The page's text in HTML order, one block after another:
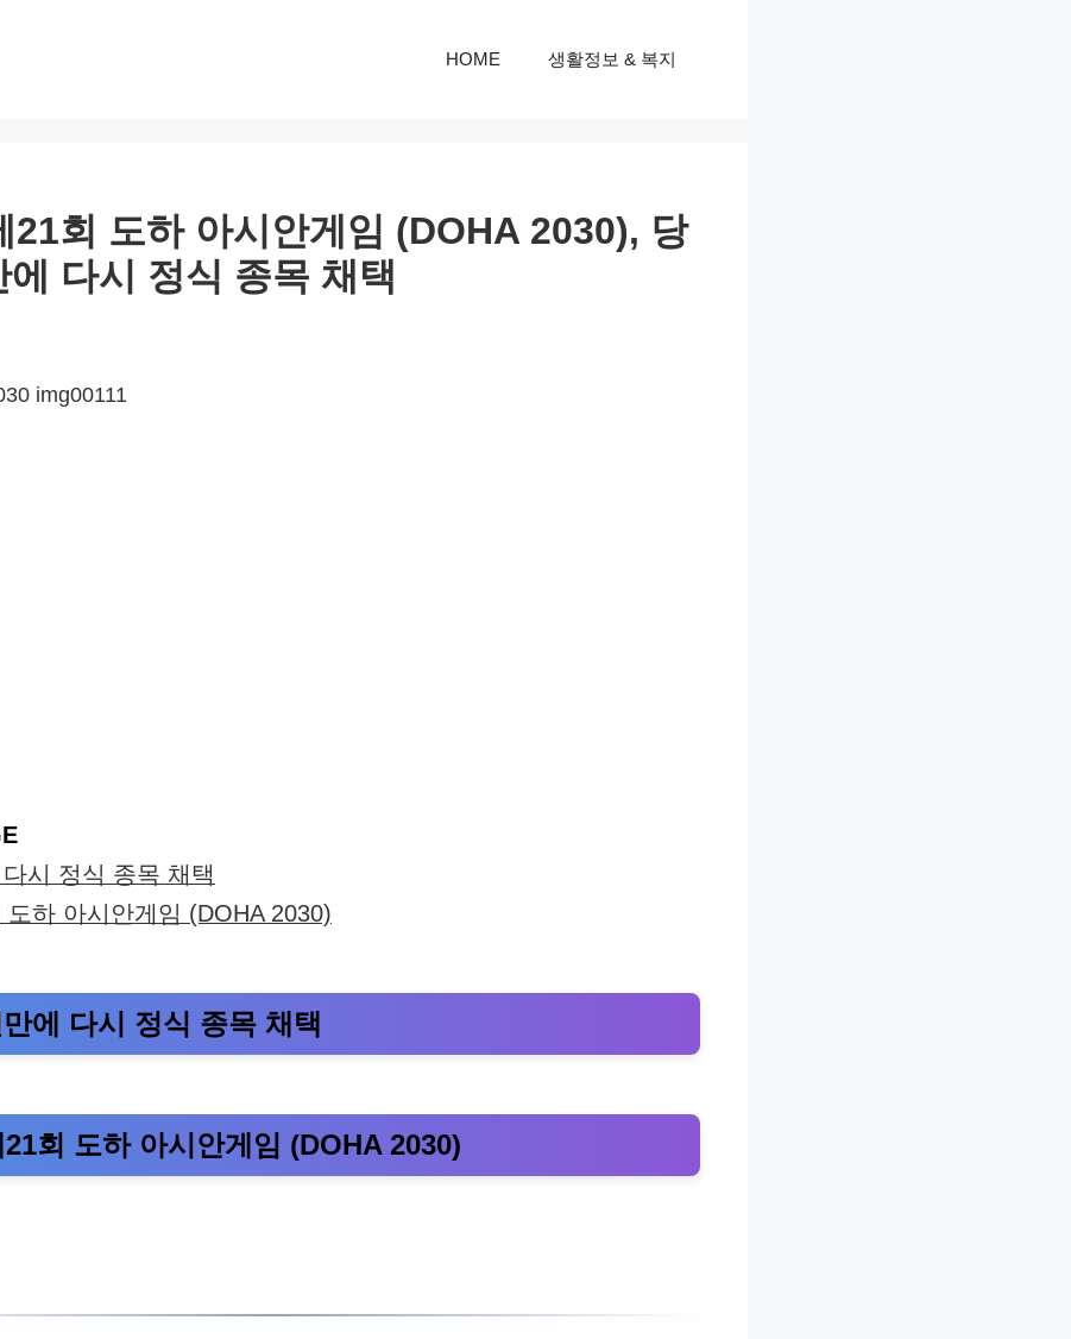
HOME 생활정보 & 복지
21회 도하 아시안게임 (DOHA 2030), 당
에 다시 정식 종목 채택
시 정식 종목 채택
도하 아시안게임 (DOHA 2030)
에 다시 정식 종목 채택
회 도하 아시안게임 (DOHA 2030)